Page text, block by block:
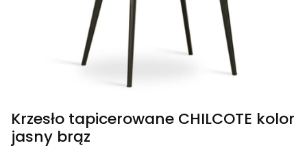
Krzesło tapicerowane CHILCOTE kolor
jasny brąz